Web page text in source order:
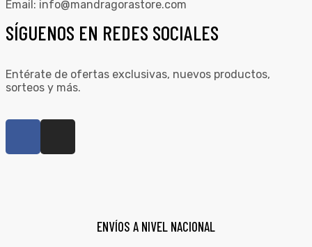
Email: info@mandragorastore.com
SÍGUENOS EN REDES SOCIALES
Entérate de ofertas exclusivas, nuevos productos,
sorteos y más.
ENVÍOS A NIVEL NACIONAL